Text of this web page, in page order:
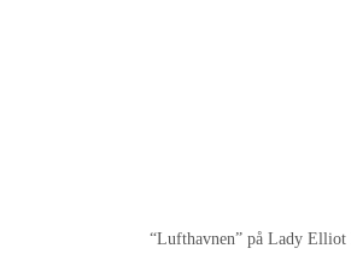
“Lufthavnen” på Lady Elliot